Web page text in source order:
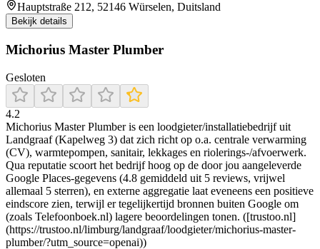
Hauptstraße 212, 52146 Würselen, Duitsland
Bekijk details
Michorius Master Plumber
Gesloten
4.2
Michorius Master Plumber is een loodgieter/installatiebedrijf uit
Landgraaf (Kapelweg 3) dat zich richt op o.a. centrale verwarming
(CV), warmtepompen, sanitair, lekkages en riolerings-/afvoerwerk.
Qua reputatie scoort het bedrijf hoog op de door jou aangeleverde
Google Places-gegevens (4.8 gemiddeld uit 5 reviews, vrijwel
allemaal 5 sterren), en externe aggregatie laat eveneens een positieve
eindscore zien, terwijl er tegelijkertijd bronnen buiten Google om
(zoals Telefoonboek.nl) lagere beoordelingen tonen. ([trustoo.nl]
(https://trustoo.nl/limburg/landgraaf/loodgieter/michorius-master-
plumber/?utm_source=openai))